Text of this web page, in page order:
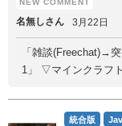
名無しさん 3月22日
「雑談(Freechat)→
1」 ▽マインクラフ
統合版